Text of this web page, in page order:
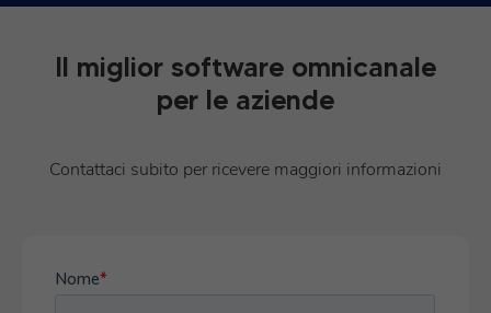
Il miglior software omnicanale
per le aziende
Contattaci subito per ricevere maggiori informazioni